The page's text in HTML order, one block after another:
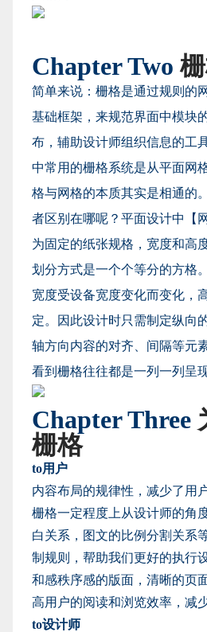
Chapter Two
简单来说：栅格是通过规则的
基础框架，来规范界面中模块
布，辅助设计师组织信息的工
中常用的栅格系统是从平面网
格与网格的本质其实是相通的
者区别在哪呢？平面设计中【
为固定的纸张规格，宽度和高
划分方式是一个个等分的方格
宽度受设备宽度变化而变化，
定。因此设计时只需制定纵向
轴方向内容的对齐、间隔等元
看到栅格往往都是一列一列呈
Chapter Three
栅格
to用户
内容布局的规律性，减少了用
栅格一定程度上从设计师的角
白关系，图文的比例分割关系
制规则，帮助我们更好的执行
和感秩序感的版面，清晰的页
高用户的阅读和浏览效率 ，减
to设计师